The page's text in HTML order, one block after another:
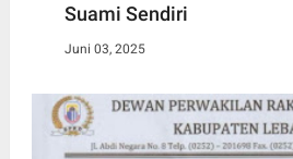
Suami Sendiri
Juni 03, 2025